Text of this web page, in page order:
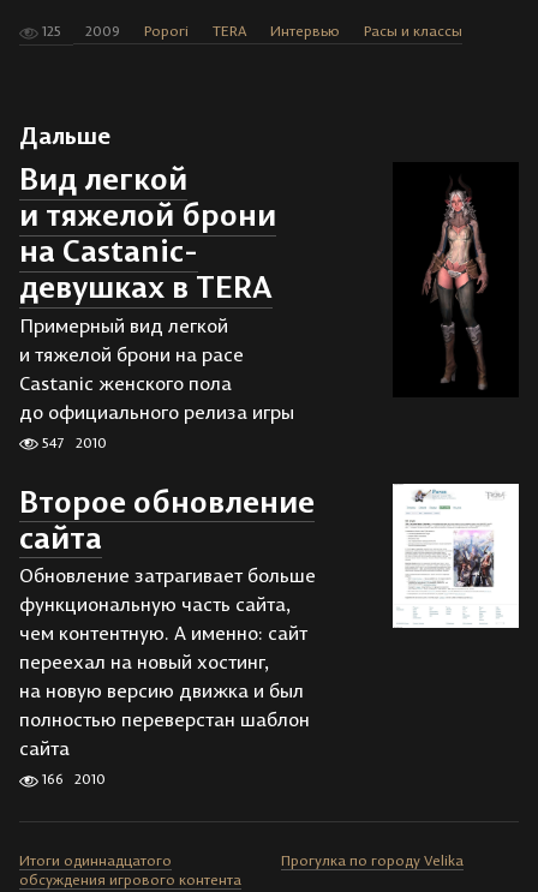
125 2009 Popori TERA Интервью Расы и классы
Дальше
Вид легкой
и тяжелой брони
на Castanic-
девушках в TERA
Примерный вид легкой
и тяжелой брони на расе
Castanic женского пола
до официального релиза игры
547 2010
Второе обновление
сайта
Обновление затрагивает больше
функциональную часть сайта,
чем контентную. А именно: сайт
переехал на новый хостинг,
на новую версию движка и был
полностью переверстан шаблон
сайта
166 2010
Итоги одиннадцатого
обсуждения игрового контента
Прогулка по городу Velika